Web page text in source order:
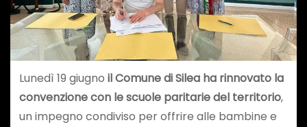
Lunedì 19 giugno il Comune di Silea ha rinnovato la
convenzione con le scuole paritarie del territorio,
un impegno condiviso per offrire alle bambine e